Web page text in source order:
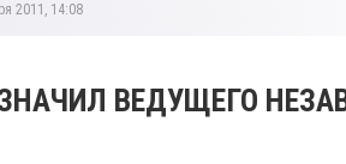
2011, 14:08
ВЕДУЩЕГО